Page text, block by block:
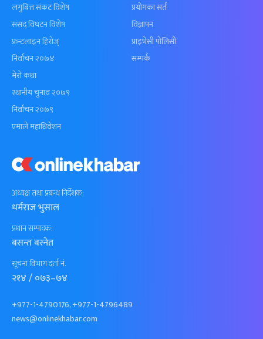
अध्यक्ष तथा प्रबन्ध निर्देशक:
धर्मराज भुसाल
प्रधान सम्पादक:
बसन्त बस्नेत
सूचना विभाग दर्ता नं.
२१४ / ०७३–७४
+977-1-4790176, +977-1-4796489
news@onlinekhabar.com
लगुबित्त संकट विशेष
संसद विघटन विशेष
फ्रन्टलाइन हिरोज्
निर्वाचन २०७४
मेरो कथा
स्थानीय चुनाव २०७९
निर्वाचन २०७९
एमाले महाधिवेशन
प्रयोगका सर्त
विज्ञापन
प्राइभेसी पोलिसी
सम्पर्क